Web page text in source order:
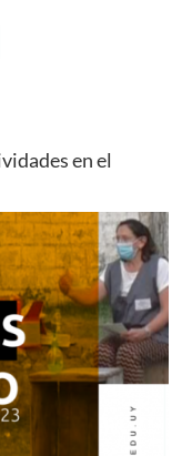
página
en el